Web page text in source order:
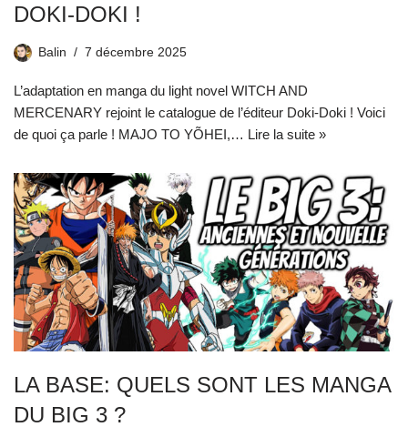
DOKI-DOKI !
Balin 7 décembre 2025
L’adaptation en manga du light novel WITCH AND
MERCENARY rejoint le catalogue de l’éditeur Doki-Doki ! Voici
de quoi ça parle ! MAJO TO YÕHEI,… Lire la suite »
LA BASE: QUELS SONT LES MANGA
DU BIG 3 ?